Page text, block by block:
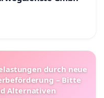
durch neue
– Bitte
Alternativen